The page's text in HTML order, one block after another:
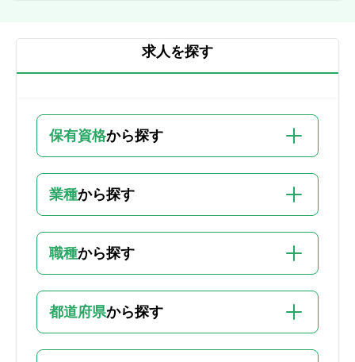
求人を探す
保有資格から探す
業種から探す
職種から探す
都道府県から探す